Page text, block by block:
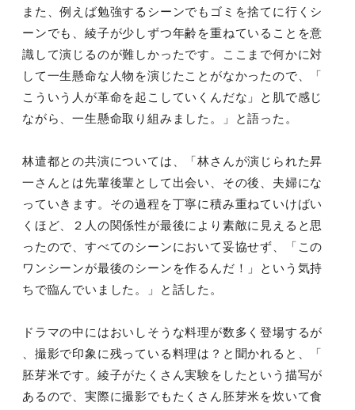
また、例えば勉強するシーンでもゴミを捨てに行くシ
ーンでも、綾子が少しずつ年齢を重ねていることを意
識して演じるのが難しかっ たです。ここまで何かに対
して一生懸命な人物を演じたことがなかったので、「
こういう人が革命を起こしていくんだな」
と肌で感じ
ながら、一生懸命取り組みました。」と語った。
林遣都との共演については、「林さんが演じられた昇
一さんとは先輩後輩として出会い、その後、夫婦にな
っていきます。その過程を丁寧に積み重ねていけばい
くほど、２人の関係性が最後により素敵に見えると思
ったので、すべてのシーンにおいて妥協せず、「この
ワンシーンが最後のシーンを作るんだ！」という気持
ちで臨んでい ました。」と話した。
ドラマの中にはおいしそうな料理が数多く登場するが
、撮影で印象 に残っている料理は？と聞かれると、「
胚芽米です。綾子がたくさ ん実験をしたという描写が
あるので、実際に撮影でもたくさん胚芽米を炊いて食